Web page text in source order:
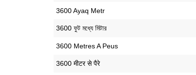
‎3600 Ayaq Metr
‎3600 ফুট মধ্যে মিটার
‎3600 Metres A Peus
‎3600 मीटर से पैरे